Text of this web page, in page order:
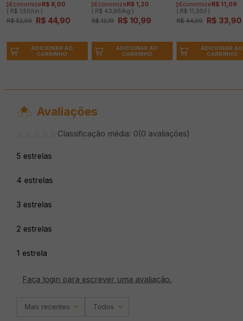
EconomizeR$ 8,00
( R$ 1,50/un )
R$ 52,90 R$ 44,90
ADICIONAR AO
CARRINHO
EconomizeR$ 1,20
( R$ 43,96/kg )
R$ 12,19 R$ 10,99
ADICIONAR AO
CARRINHO
EconomizeR$ 11,09
( R$ 11,30/l )
R$ 44,99 R$ 33,90
ADICIONAR AO
CARRINHO
Avaliações
Classificação média: 0(0 avaliações)
5 estrelas
4 estrelas
3 estrelas
2 estrelas
1 estrela
Faça login para escrever uma avaliação.
Mais recentes Todos